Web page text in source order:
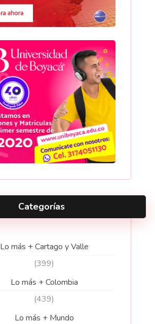
Categorías
Lo más + Cartago y Valle
(399)
Lo más + Colombia
(439)
Lo más + Mundo